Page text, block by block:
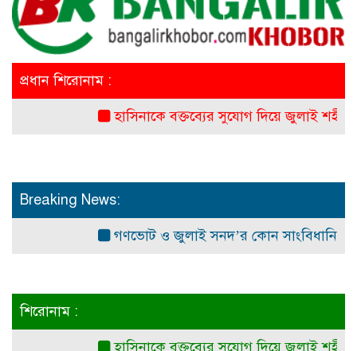
প্রধান শিরোনাম :
হাসিনাকে বক্তব্যের সুযোগ দিয়ে জুলাই শহীদদের
Breaking News:
গণভোট ও জুলাই সনদ’র কোন সাংবিধানিক ও
শিরোনাম :
হাসিনাকে বক্তব্যের সুযোগ দিয়ে জুলাই শহীদদের